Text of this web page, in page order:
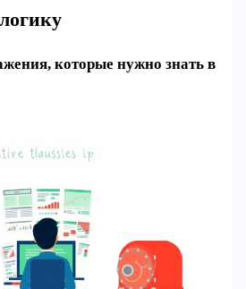
которые нужно знать в